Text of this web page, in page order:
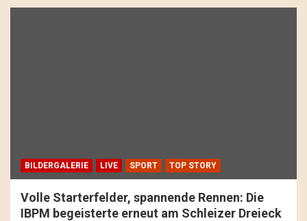
BILDERGALERIE LIVE SPORT TOP STORY
Volle Starterfelder, spannende Rennen: Die
IBPM begeisterte erneut am Schleizer Dreieck